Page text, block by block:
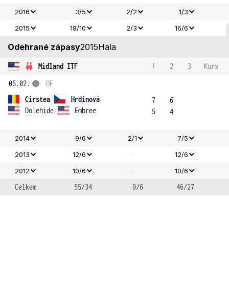
2016
3/5 2/2
1/3
2015
18/10 2/3 16/6
Odehrané zápasy2015Hala
Midland ITF 1 2 3
Kurs
05.02.
Cirstea/
Hrdinová
Dolehide/ Embree
OF
7
5
6
4
2014 9/6 2/1
7/5
2013
12/6 -
12/6
2012
10/6 - 10/6
Celkem 55/34 9/6 46/27